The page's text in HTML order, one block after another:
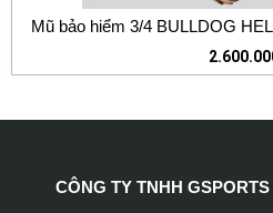
Mũ bảo hiểm 3/4 BULLDOG
CÔNG TY TNHH GSPORTS